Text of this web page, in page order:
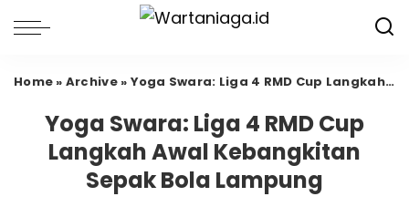
Home » Archive» Yoga Swara: Liga 4 RMD Cup Langkah Awal Kebangkitan Sepak Bola Lampung
Yoga Swara: Liga 4 RMD Cup
Langkah Awal Kebangkitan
Sepak Bola Lampung